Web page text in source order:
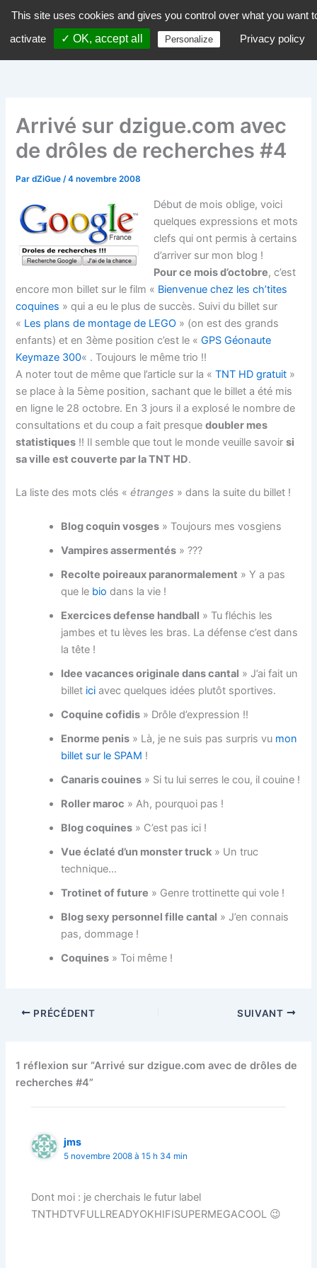
contenu
dZiGue
Arrivé sur dzigue.com avec
de drôles de recherches #4
PardZiGue/4 novembre 2008
Début de mois oblige, voici
quelques expressions et mots
clefs qui ont permis à certains
d’arriver sur mon blog !
Pour ce mois d’octobre, c’est
encore mon billet sur le film « Bienvenue chez les ch’tites
coquines » qui a eu le plus de succès. Suivi du billet sur
« Les plans de montage de LEGO » (on est des grands
enfants) et en 3ème position c’est le «GPS Géonaute
Keymaze 300« . Toujours le même trio !!
A noter tout de même que l’article sur la «TNT HD gratuit »
se place à la 5ème position, sachant que le billet a été mis
en ligne le 28 octobre. En 3 jours il a explosé le nombre de
consultations et du coup a fait presquedoubler mes
statistiques !! Il semble que tout le monde veuille savoirsi
sa ville est couverte par la TNT HD.
La liste des mots clés «étranges » dans la suite du billet !
Blog coquin vosges » Toujours mes vosgiens
Vampires assermentés » ???
Recolte poireaux paranormalement » Y a pas
que le bio dans la vie !
Exercices defense handball » Tu fléchis les
jambes et tu lèves les bras. La défense c’est dans
la tête !
Idee vacances originale dans cantal » J’ai fait un
billet ici avec quelques idées plutôt sportives.
Coquine cofidis » Drôle d’expression !!
Enorme penis » Là, je ne suis pas surpris vu mon
billet sur le SPAM !
Canaris couines » Si tu lui serres le cou, il couine !
Roller maroc » Ah, pourquoi pas !
Blog coquines » C’est pas ici !
Vue éclaté d’un monster truck » Un truc
technique…
Trotinet of future » Genre trottinette qui vole !
Blog sexy personnel fille cantal » J’en connais
pas, dommage !
Coquines » Toi même !
PRÉCÉDENT SUIVANT
1 réflexion sur “Arrivé sur dzigue.com avec de drôles de
recherches #4”
jms
5 novembre 2008 à 15 h 34 min
Dont moi : je cherchais le futur label
TNTHDTVFULLREADYOKHIFISUPERMEGACOOL 😉
This site uses cookies and gives you control over what you want
activate
✓ OK, accept all Personalize Privacy policy